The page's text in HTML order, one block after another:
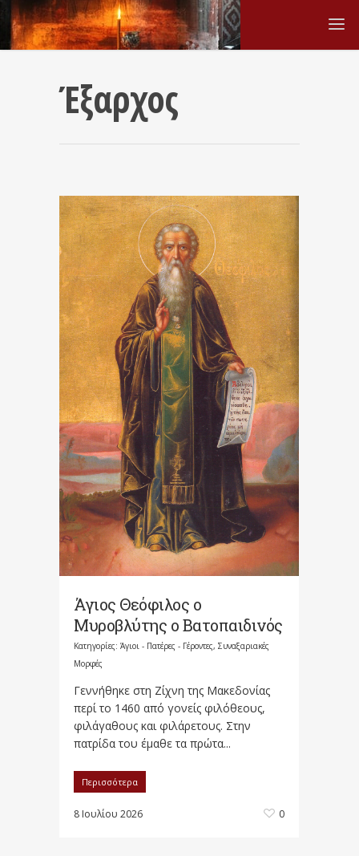
Έξαρχος
Άγιος Θεόφιλος ο
Μυροβλύτης ο Βατοπαιδινός
Κατηγορίες: Άγιοι - Πατέρες - Γέροντες, Συναξαριακές
Μορφές
Γεννήθηκε στη Ζίχνη της Μακεδονίας
περί το 1460 από γονείς φιλόθεους,
φιλάγαθους και φιλάρετους. Στην
πατρίδα του έμαθε τα πρώτα...
Περισσότερα
8 Ιουλίου 2026 0